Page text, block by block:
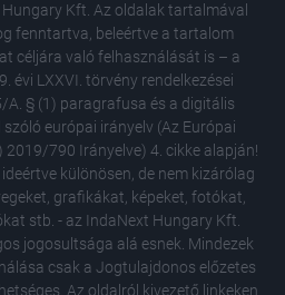
Kft. Az oldalak tartalmával
fenntartva, beleértve a tartalom
céljára való felhasználását is – a
évi LXXVI. törvény rendelkezései
A. § (1) paragrafusa és a digitális
európai irányelv (Az Európai
2019/790 Irányelve) 4. cikke alapján!
különösen, de nem kizárólag
grafikákat, képeket, fotókat,
stb. - az IndaNext Hungary Kft.
jogosultsága alá esnek. Mindezek
csak a Jogtulajdonos előzetes
Az oldalról kivezető linkeken